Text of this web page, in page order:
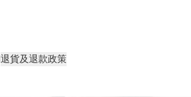
退貨及退款政策